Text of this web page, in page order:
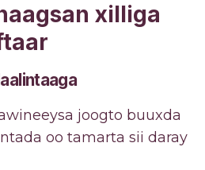
xilliga
joogto buuxda
oo tamarta sii daray